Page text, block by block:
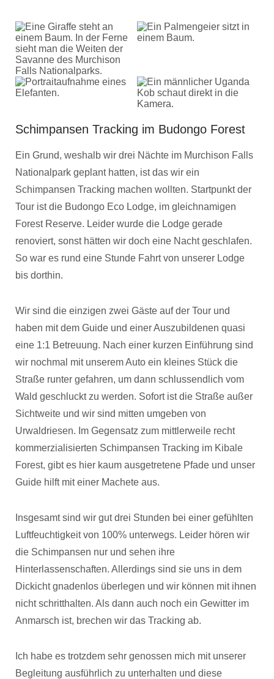
Schimpansen Tracking im Budongo Forest
Ein Grund, weshalb wir drei Nächte im Murchison Falls
Nationalpark geplant hatten, ist das wir ein
Schimpansen Tracking machen wollten. Startpunkt der
Tour ist die Budongo Eco Lodge, im gleichnamigen
Forest Reserve. Leider wurde die Lodge gerade
renoviert, sonst hätten wir doch eine Nacht geschlafen.
So war es rund eine Stunde Fahrt von unserer Lodge
bis dorthin.
Wir sind die einzigen zwei Gäste auf der Tour und
haben mit dem Guide und einer Auszubildenen quasi
eine 1:1 Betreuung. Nach einer kurzen Einführung sind
wir nochmal mit unserem Auto ein kleines Stück die
Straße runter gefahren, um dann schlussendlich vom
Wald geschluckt zu werden. Sofort ist die Straße außer
Sichtweite und wir sind mitten umgeben von
Urwaldriesen. Im Gegensatz zum mittlerweile recht
kommerzialisierten Schimpansen Tracking im Kibale
Forest, gibt es hier kaum ausgetretene Pfade und unser
Guide hilft mit einer Machete aus.
Insgesamt sind wir gut drei Stunden bei einer gefühlten
Luftfeuchtigkeit von 100% unterwegs. Leider hören wir
die Schimpansen nur und sehen ihre
Hinterlassenschaften. Allerdings sind sie uns in dem
Dickicht gnadenlos überlegen und wir können mit ihnen
nicht schritthalten. Als dann auch noch ein Gewitter im
Anmarsch ist, brechen wir das Tracking ab.
Ich habe es trotzdem sehr genossen mich mit unserer
Begleitung ausführlich zu unterhalten und diese